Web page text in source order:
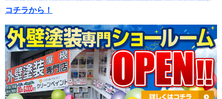
コチラから！